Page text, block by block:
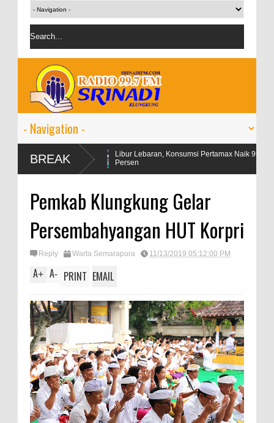
BREAK
Libur Lebaran, Konsumsi Pertamax Naik 99
Persen
OJK
Pemkab Klungkung Gelar
Persembahyangan HUT Korpri
Reply Warta Semarapura 11/13/2019 05:12:00 PM
A+ A- PRINT EMAIL